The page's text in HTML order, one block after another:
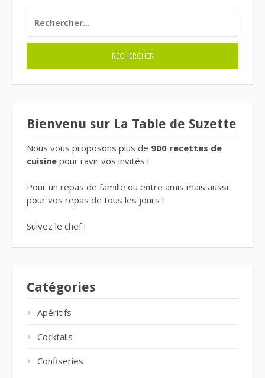
Bienvenu sur La Table de Suzette
Nous vous proposons plus de 900 recettes de
cuisine pour ravir vos invités !
Pour un repas de famille ou entre amis mais aussi
pour vos repas de tous les jours !
Suivez le chef !
Catégories
Apéritifs
Cocktails
Confiseries